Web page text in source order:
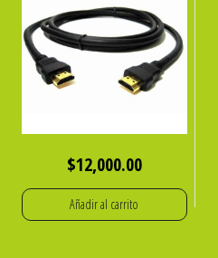
$12,000.00
Añadir al carrito